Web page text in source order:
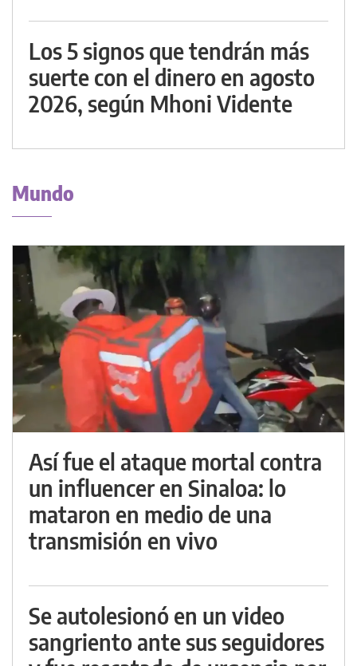
Los 5 signos que tendrán más
suerte con el dinero en agosto
2026, según Mhoni Vidente
Mundo
Así fue el ataque mortal contra
un influencer en Sinaloa: lo
mataron en medio de una
transmisión en vivo
Se autolesionó en un video
sangriento ante sus seguidores